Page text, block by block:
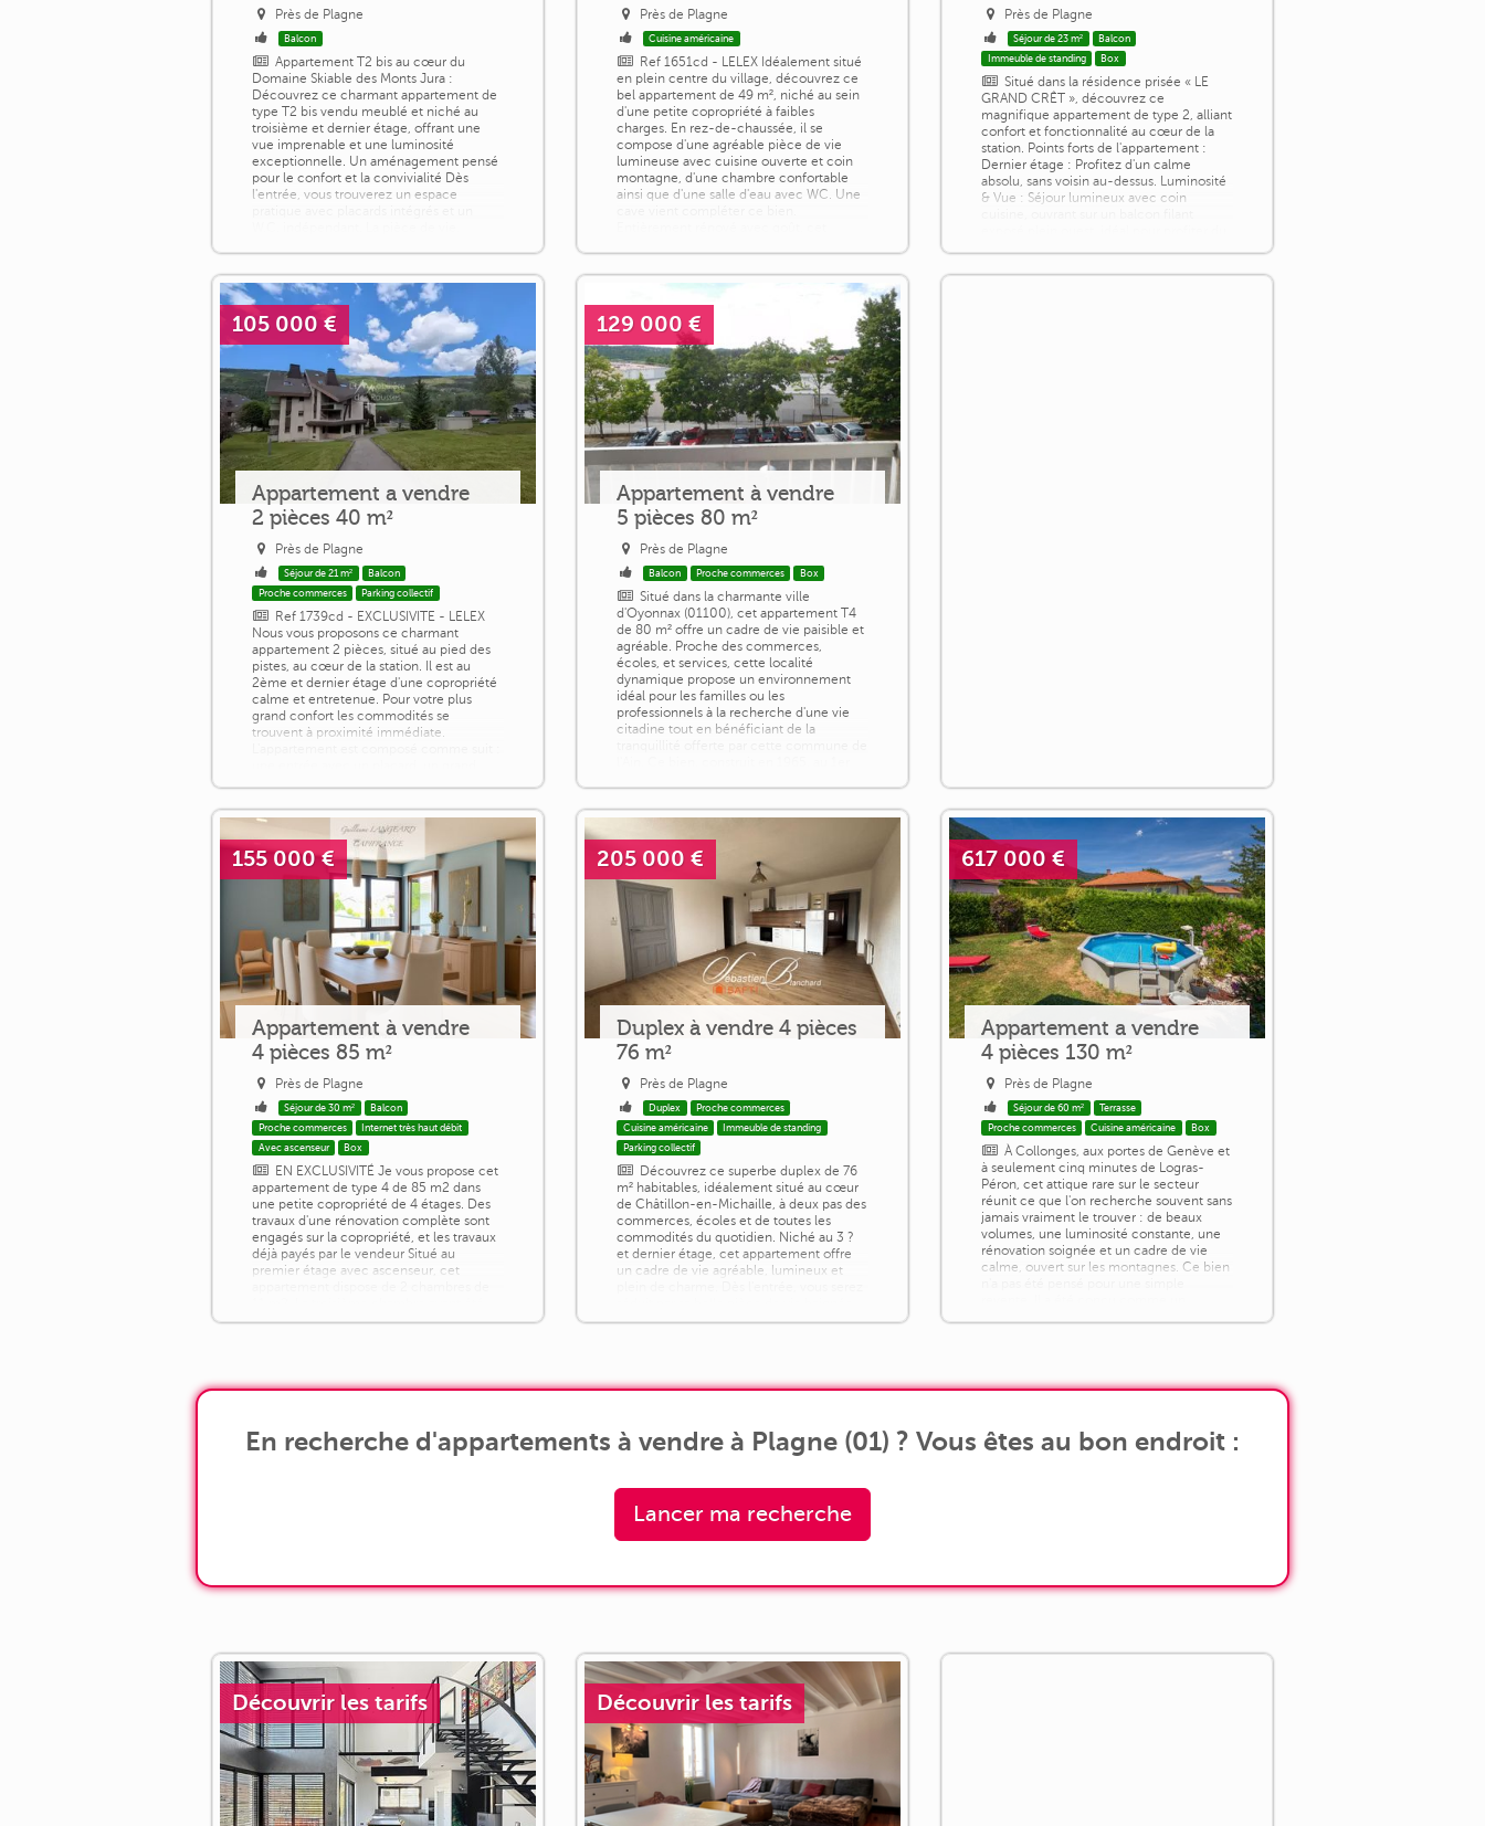
Près de Plagne
Balcon
Appartement T2 bis au cœur du
Domaine Skiable des Monts Jura :
Découvrez ce charmant appartement de
type T2 bis vendu meublé et niché au
troisième et dernier étage, offrant une
vue imprenable et une luminosité
exceptionnelle. Un aménagement pensé
pour le confort et la convivialité Dès
l'entrée, vous trouverez un espace
Près de Plagne
Cuisine américaine
Ref 1651cd - LELEX Idéalement situé
en plein centre du village, découvrez ce
bel appartement de 49 m², niché au sein
d'une petite copropriété à faibles
charges. En rez-de-chaussée, il se
compose d'une agréable pièce de vie
lumineuse avec cuisine ouverte et coin
montagne, d'une chambre confortable
ainsi que d'une salle d'eau avec WC. Une
Près de Plagne
Séjour de 23 m²
Balcon
Immeuble de standing
Box
Situé dans la résidence prisée « LE
GRAND CRÊT », découvrez ce
magnifique appartement de type 2, alliant
confort et fonctionnalité au cœur de la
station. Points forts de l'appartement :
Dernier étage : Profitez d'un calme
absolu, sans voisin au-dessus. Luminosité
& Vue : Séjour lumineux avec coin
105 000 €
Appartement a vendre
2 pièces 40 m²
Près de Plagne
Séjour de 21 m²
Balcon
Proche commerces
Parking collectif
Ref 1739cd - EXCLUSIVITE - LELEX
Nous vous proposons ce charmant
appartement 2 pièces, situé au pied des
pistes, au cœur de la station. Il est au
2ème et dernier étage d'une copropriété
calme et entretenue. Pour votre plus
grand confort les commodités se
trouvent à proximité immédiate.
129 000 €
Appartement à vendre
5 pièces 80 m²
Près de Plagne
Balcon Proche commerces Box
Situé dans la charmante ville
d'Oyonnax (01100), cet appartement T4
de 80 m² offre un cadre de vie paisible et
agréable. Proche des commerces,
écoles, et services, cette localité
dynamique propose un environnement
idéal pour les familles ou les
professionnels à la recherche d'une vie
citadine tout en bénéficiant de la
155 000 €
Appartement à vendre
4 pièces 85 m²
Près de Plagne
Séjour de 30 m²
Balcon
Proche commerces
Internet très haut débit
Avec ascenseur
Box
EN EXCLUSIVITÉ Je vous propose cet
appartement de type 4 de 85 m2 dans
une petite copropriété de 4 étages. Des
travaux d'une rénovation complète sont
engagés sur la copropriété, et les travaux
déjà payés par le vendeur Situé au
premier étage avec ascenseur, cet
ouverte pour agrandir le salon afin
205 000 €
Duplex à vendre 4 pièces
76 m²
Près de Plagne
Duplex
Proche commerces
Cuisine américaine
Immeuble de standing
Parking collectif
Découvrez ce superbe duplex de 76
m² habitables, idéalement situé au cœur
de Châtillon-en-Michaille, à deux pas des
commerces, écoles et de toutes les
commodités du quotidien. Niché au 3 ?
et dernier étage, cet appartement offre
un cadre de vie agréable, lumineux et
de lumière, avec sa cuisine ouverte sur le
617 000 €
Appartement a vendre
4 pièces 130 m²
Près de Plagne
Séjour de 60 m²
Terrasse
Proche commerces
Cuisine américaine Box
À Collonges, aux portes de Genève et
à seulement cinq minutes de Logras-
Péron, cet attique rare sur le secteur
réunit ce que l'on recherche souvent sans
jamais vraiment le trouver : de beaux
volumes, une luminosité constante, une
rénovation soignée et un cadre de vie
calme, ouvert sur les montagnes. Ce bien
En recherche d'appartements à vendre à Plagne (01) ? Vous êtes au bon endroit :
Lancer ma recherche
Découvrir les tarifs Découvrir les tarifs